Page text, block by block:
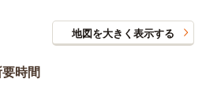
地図を大きく表示する
時間